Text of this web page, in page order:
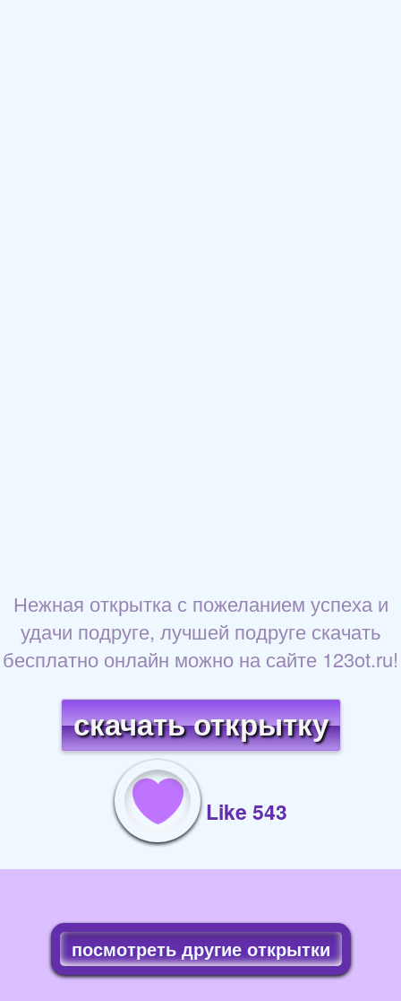
Нежная открытка с пожеланием успеха и
удачи подруге, лучшей подруге скачать
бесплатно онлайн можно на сайте 123ot.ru!
скачать открытку
Like 543
посмотреть другие открытки